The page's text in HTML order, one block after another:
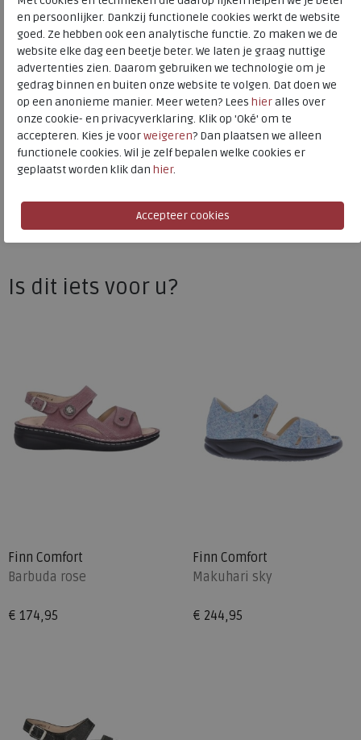
Finn Comfort
Toon alles vanFinn Comfort
Finn Comfort sandalen
Kleur Stone
Materiaal
Leer
Uitneembaar voetbed
ja
Is dit iets voor u?
Finn Comfort
Barbuda rose
€ 174,95
Finn Comfort
Makuhari sky
€ 244,95
en persoonlijker. Dankzij functionele cookies werkt de website
goed. Ze hebben ook een analytische functie. Zo maken we de
website elke dag een beetje beter. We laten je graag nuttige
advertenties zien. Daarom gebruiken we technologie om je
gedrag binnen en buiten onze website te volgen. Dat doen we
op een anonieme manier. Meer weten? Lees hieralles over
onze cookie- en privacyverklaring. Klik op 'Oké' om te
accepteren. Kies je voorweigeren? Dan plaatsen we alleen
functionele cookies. Wil je zelf bepalen welke cookies er
geplaatst worden klik dan hier.